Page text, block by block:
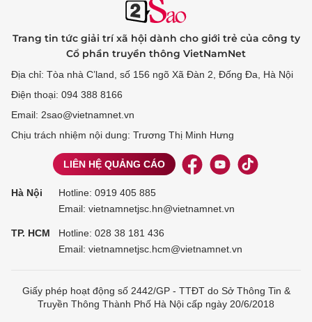
Trang tin tức giải trí xã hội dành cho giới trẻ của công ty
Cổ phần truyền thông VietNamNet
Địa chỉ: Tòa nhà C’land, số 156 ngõ Xã Đàn 2, Đống Đa, Hà Nội
Điện thoại: 094 388 8166
Email: 2sao@vietnamnet.vn
Chịu trách nhiệm nội dung: Trương Thị Minh Hưng
LIÊN HỆ QUẢNG CÁO
Hà Nội Hotline: 0919 405 885
Email: vietnamnetjsc.hn@vietnamnet.vn
TP. HCM Hotline: 028 38 181 436
Email: vietnamnetjsc.hcm@vietnamnet.vn
Giấy phép hoạt động số 2442/GP - TTĐT do Sở Thông Tin &
Truyền Thông Thành Phố Hà Nội cấp ngày 20/6/2018